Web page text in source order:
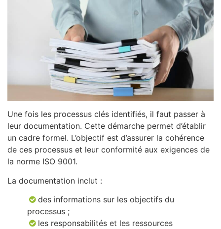
Une fois les processus clés identifiés, il faut passer à
leur documentation. Cette démarche permet d’établir
un cadre formel. L’objectif est d’assurer la cohérence
de ces processus et leur conformité aux exigences de
la norme ISO 9001.
La documentation inclut :
des informations sur les objectifs du
processus ;
les responsabilités et les ressources